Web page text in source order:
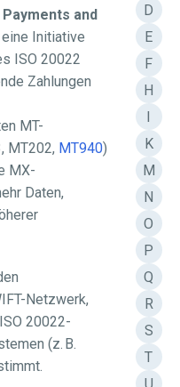
and
Initiative
ISO 20022
Zahlungen
MT-
MT202, MT940)
MX-
Daten,
Netzwerk,
20022-
(z. B.
D
E
F
H
I
K
M
N
O
P
Q
R
S
T
U